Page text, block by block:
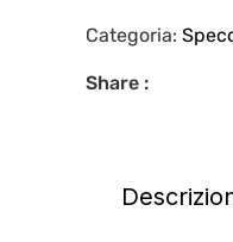
Categoria:
Share :